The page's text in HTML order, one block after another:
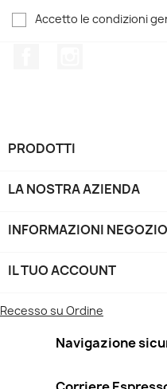
Accetto le condizioni
PRODOTTI
LA NOSTRA AZIENDA
INFORMAZIONI NEGOZIO
IL TUO ACCOUNT
Recesso su Ordine
Navigazione